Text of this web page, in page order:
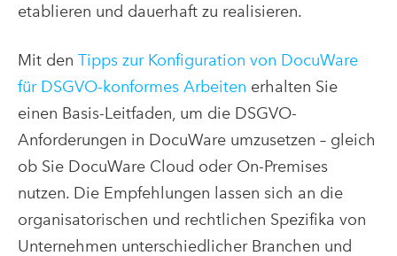
etablieren und dauerhaft zu realisieren.
Mit den Tipps zur Konfiguration von DocuWare
für DSGVO-konformes Arbeiten erhalten Sie
einen Basis-Leitfaden, um die DSGVO-
Anforderungen in DocuWare umzusetzen – gleich
ob Sie DocuWare Cloud oder On-Premises
nutzen. Die Empfehlungen lassen sich an die
organisatorischen und rechtlichen Spezifika von
Unternehmen unterschiedlicher Branchen und